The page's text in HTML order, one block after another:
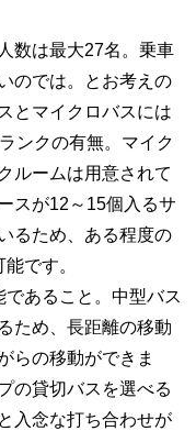
数は最大27名。乗車
のでは。とお考えの
とマイクロバスには
ンクの有無。マイク
ルームは用意されて
スが12～15個入るサ
るため、ある程度の
です。
あること。中型バス
ため、長距離の移動
らの移動ができま
の貸切バスを選べる
入念な打ち合わせが